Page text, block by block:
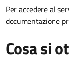
Per accedere al
documentazione
Cosa si